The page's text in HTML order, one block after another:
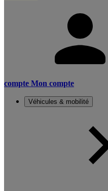
compte Mon compte
Véhicules & mobilité